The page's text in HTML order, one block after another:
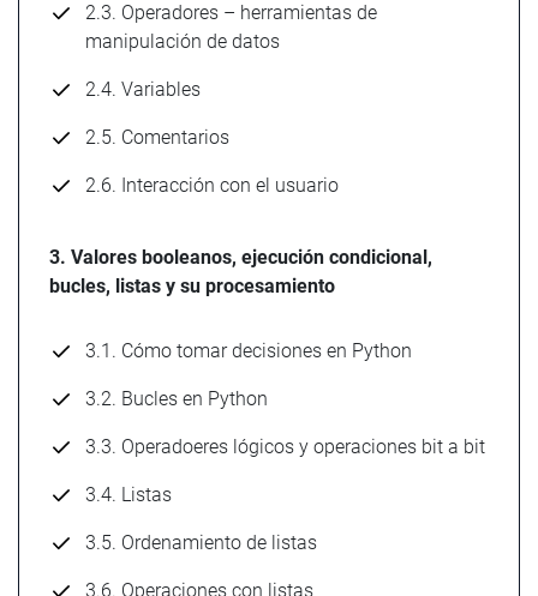
2.3. Operadores – herramientas de
manipulación de datos
2.4. Variables
2.5. Comentarios
2.6. Interacción con el usuario
3. Valores booleanos, ejecución condicional,
bucles, listas y su procesamiento
3.1. Cómo tomar decisiones en Python
3.2. Bucles en Python
3.3. Operadoeres lógicos y operaciones bit a bit
3.4. Listas
3.5. Ordenamiento de listas
3.6. Operaciones con listas